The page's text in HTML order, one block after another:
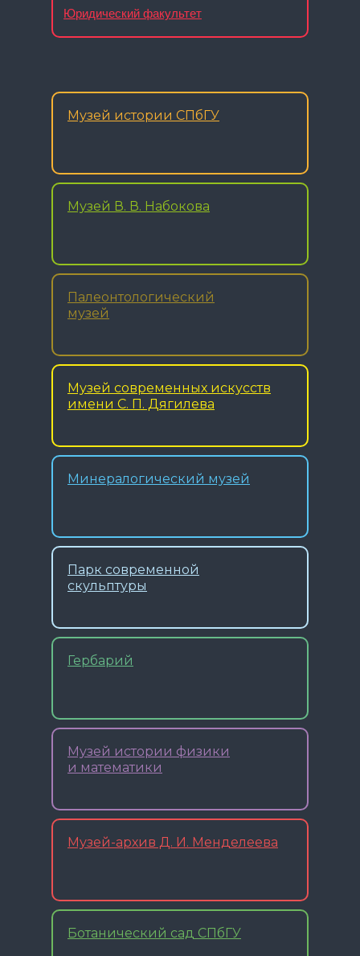
Юридический факультет
Музей истории СПбГУ
Гербарий
Минералогический музей
Музей современных искусств
имени С. П. Дягилева
Музей-архив Д. И. Менделеева
Музей В. В. Набокова
Музей истории физики
и математики
Парк современной
скульптуры
Ботанический сад СПбГУ
Палеонтологический
музей